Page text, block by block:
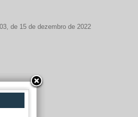
de 15 de dezembro de 2022